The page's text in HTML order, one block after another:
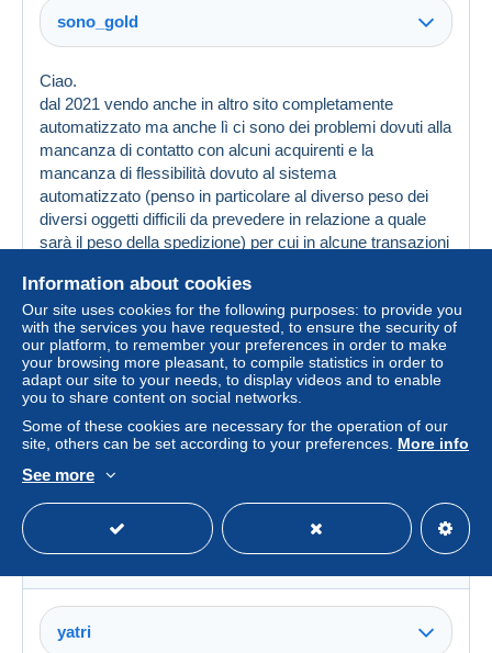
sono_gold
Created on 16 Jan 2024 at 12:27
Ciao.
dal 2021 vendo anche in altro sito completamente
automatizzato ma anche lì ci sono dei problemi dovuti alla
mancanza di contatto con alcuni acquirenti e la
mancanza di flessibilità dovuto al sistema
automatizzato (penso in particolare al diverso peso dei
diversi oggetti difficili da prevedere in relazione a quale
sarà il peso della spedizione) per cui in alcune transazioni
postali....la statistica ci dice che sui grandi numeri il
conteggio va alla pari, ma molti non lo
apprezzano.........comunque stiamo a vedere
Created on 16 Jan 2024 at 12:47 (#1658652)
Report this message
Translate this message
6548 messages
yatri
Information about cookies
Our site uses cookies for the following purposes: to provide you
with the services you have requested, to ensure the security of
our platform, to remember your preferences in order to make
your browsing more pleasant, to compile statistics in order to
adapt our site to your needs, to display videos and to enable
you to share content on social networks.
Some of these cookies are necessary for the operation of our
site, others can be set according to your preferences. More info
See more